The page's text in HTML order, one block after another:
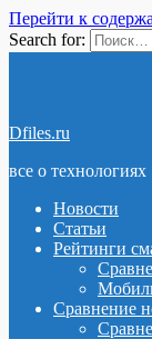
Перейти к
Search for:
Dfiles.ru
все о технологиях
Новости
Статьи
Рейтинги
Сравнение